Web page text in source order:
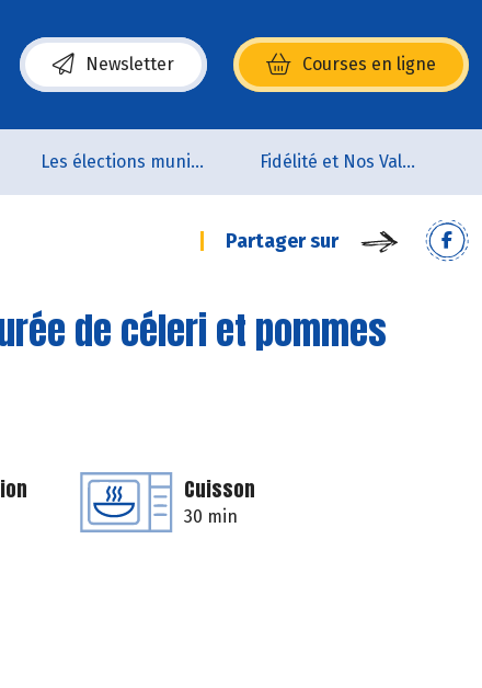
Newsletter Courses en ligne
(s’ouvre dans une nouvelle fenêtre)
Les élections municipales Fidélité et Nos Valeurs
Partager sur
de céleri et pommes
Cuisson
30 min